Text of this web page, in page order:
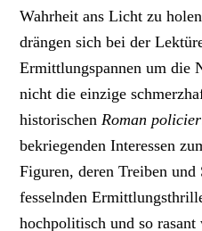
Wahrheit ans Licht zu
drängen sich bei der
Ermittlungspannen um die
nicht die einzige
historischen Roman policier
bekriegenden Interessen
Figuren, deren Treiben und
fesselnden
hochpolitisch und so